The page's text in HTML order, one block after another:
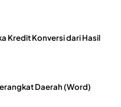
Kredit Konversi dari Hasil
Daerah (Word)